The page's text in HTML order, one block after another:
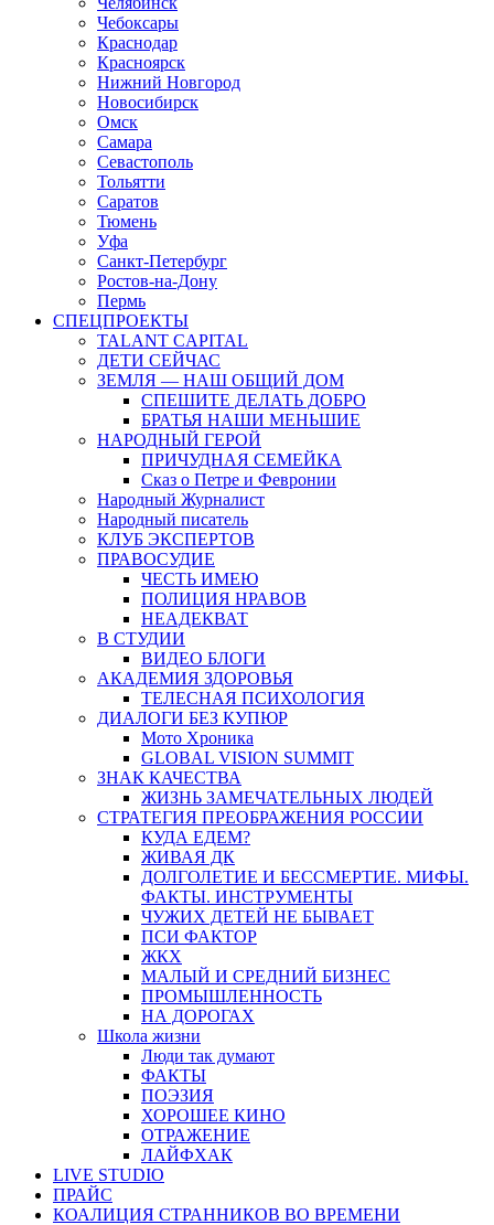
Чебоксары
Краснодар
Красноярск
Нижний Новгород
Новосибирск
Омск
Самара
Севастополь
Тольятти
Саратов
Тюмень
Уфа
Санкт-Петербург
Ростов-на-Дону
Пермь
СПЕЦПРОЕКТЫ
TALANT CAPITAL
ДЕТИ СЕЙЧАС
ЗЕМЛЯ — НАШ ОБЩИЙ ДОМ
СПЕШИТЕ ДЕЛАТЬ ДОБРО
БРАТЬЯ НАШИ МЕНЬШИЕ
НАРОДНЫЙ ГЕРОЙ
ПРИЧУДНАЯ СЕМЕЙКА
Сказ о Петре и Февронии
Народный Журналист
Народный писатель
КЛУБ ЭКСПЕРТОВ
ПРАВОСУДИЕ
ЧЕСТЬ ИМЕЮ
ПОЛИЦИЯ НРАВОВ
НЕАДЕКВАТ
В СТУДИИ
ВИДЕО БЛОГИ
АКАДЕМИЯ ЗДОРОВЬЯ
ТЕЛЕСНАЯ ПСИХОЛОГИЯ
ДИАЛОГИ БЕЗ КУПЮР
Мото Хроника
GLOBAL VISION SUMMIT
ЗНАК КАЧЕСТВА
ЖИЗНЬ ЗАМЕЧАТЕЛЬНЫХ ЛЮДЕЙ
СТРАТЕГИЯ ПРЕОБРАЖЕНИЯ РОССИИ
КУДА ЕДЕМ?
ЖИВАЯ ДК
ДОЛГОЛЕТИЕ И БЕССМЕРТИЕ. МИФЫ.
ФАКТЫ. ИНСТРУМЕНТЫ
ЧУЖИХ ДЕТЕЙ НЕ БЫВАЕТ
ПСИ ФАКТОР
ЖКХ
МАЛЫЙ И СРЕДНИЙ БИЗНЕС
ПРОМЫШЛЕННОСТЬ
НА ДОРОГАХ
Школа жизни
Люди так думают
ФАКТЫ
ПОЭЗИЯ
ХОРОШЕЕ КИНО
ОТРАЖЕНИЕ
ЛАЙФХАК
LIVE STUDIO
ПРАЙС
КОАЛИЦИЯ СТРАННИКОВ ВО ВРЕМЕНИ